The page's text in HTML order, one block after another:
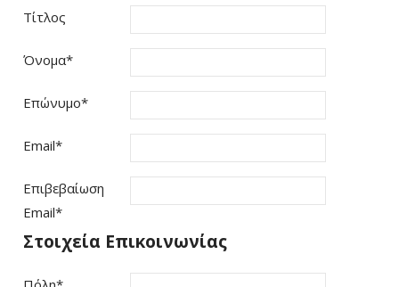
Τίτλος
Όνομα*
Επώνυμο*
Email*
Επιβεβαίωση
Email*
Στοιχεία Επικοινωνίας